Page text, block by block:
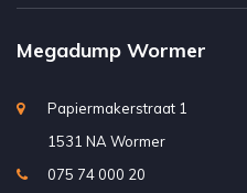
Megadump Wormer
Papiermakerstraat 1
1531 NA Wormer
075 74 000 20